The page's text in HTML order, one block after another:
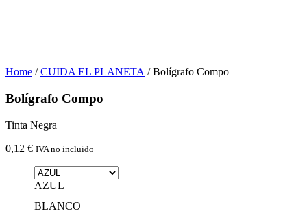
Home /CUIDA EL PLANETA / Bolígrafo Compo
Bolígrafo Compo
Tinta Negra
0,12 € IVA no incluido
AZUL
BLANCO